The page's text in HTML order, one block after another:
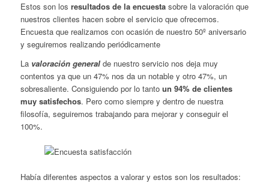
Estos son los resultados de la encuestasobre la valoración que
nuestros clientes hacen sobre el servicio que ofrecemos.
Encuesta que realizamos con ocasión de nuestro 50º aniversario
y seguiremos realizando periódicamente
La valoración generalde nuestro servicio nos deja muy
contentos ya que un 47% nos da un notable y otro 47%, un
sobresaliente. Consiguiendo por lo tanto un 94% de clientes
muy satisfechos. Pero como siempre y dentro de nuestra
filosofía, seguiremos trabajando para mejorar y conseguir el
100%.
Había diferentes aspectos a valorar y estos son los resultados: